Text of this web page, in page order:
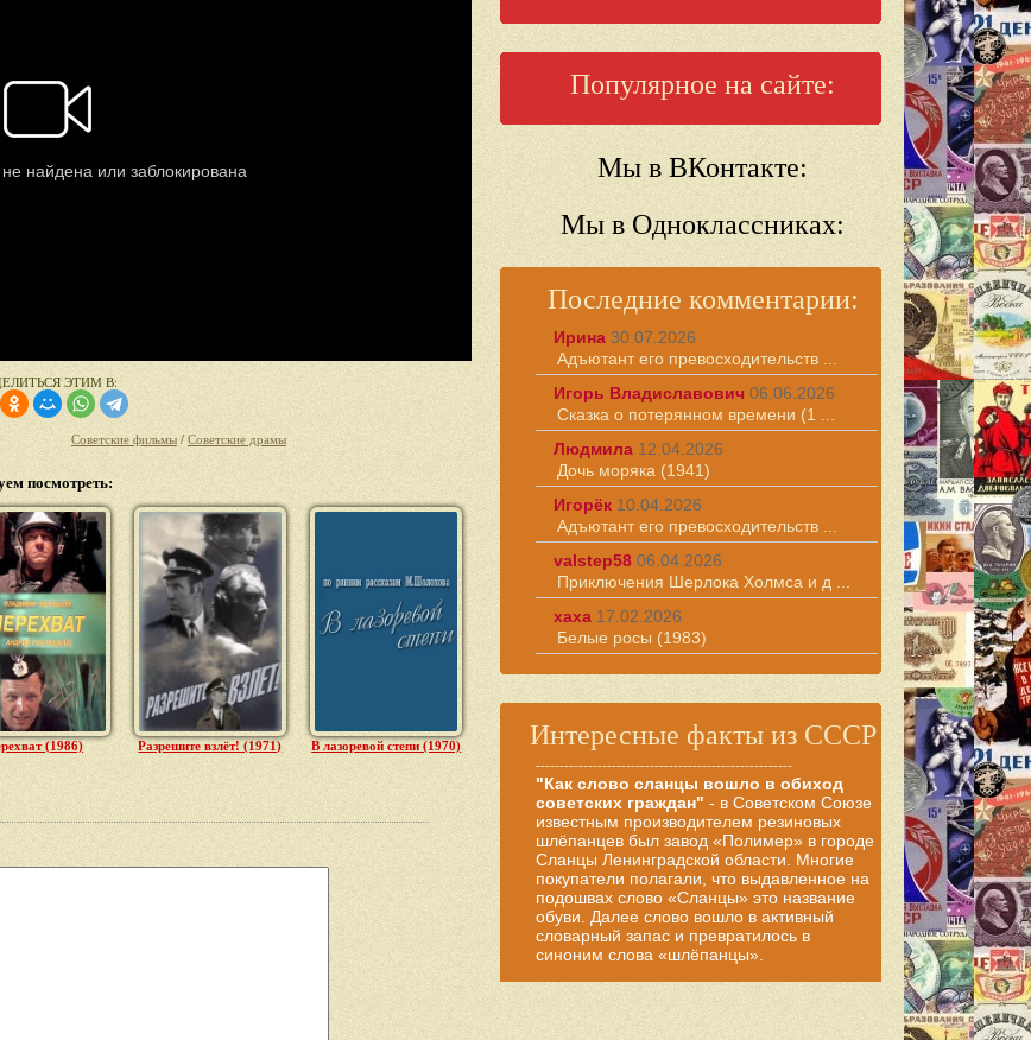
ЭТИМ В:
Советские фильмы / Советские драмы
посмотреть:
(1986) Разрешите взлёт! (1971) В лазоревой степи (1970)
Популярное на сайте:
Мы в ВКонтакте:
Мы в Одноклассниках:
Последние комментарии:
Ирина 30.07.2026
Адъютант его превосходительств ...
Игорь Владиславович 06.06.2026
Сказка о потерянном времени (1 ...
Людмила 12.04.2026
Дочь моряка (1941)
Игорёк 10.04.2026
Адъютант его превосходительств ...
valstep58 06.04.2026
Приключения Шерлока Холмса и д ...
хаха 17.02.2026
Белые росы (1983)
Интересные факты из СССР
------------------------------------------------------
"Как слово сланцы вошло в обиход
советских граждан" - в Советском Союзе
известным производителем резиновых
шлёпанцев был завод «Полимер» в городе
Сланцы Ленинградской области. Многие
покупатели полагали, что выдавленное на
подошвах слово «Сланцы» это название
обуви. Далее слово вошло в активный
словарный запас и превратилось в
синоним слова «шлёпанцы».